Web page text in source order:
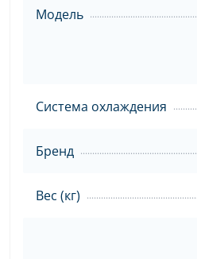
Модель
Система охлаждения
Бренд
Вес (кг)